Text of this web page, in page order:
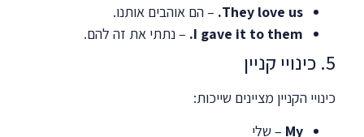
They love us. – הם אוהבים אותנו.
I gave it to them. – נתתי את זה להם.
5. כינויי קניין
כינויי הקניין מציינים שייכות:
My – שלי